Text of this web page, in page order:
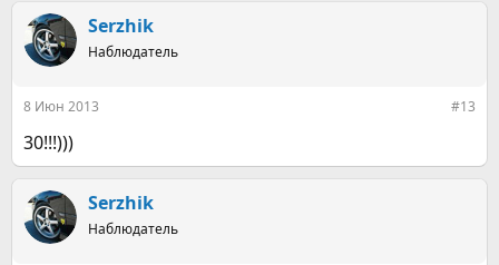
к
ц
и
Serzhik
Наблюдатель
8 Июн 2013 #13
30!!!)))
Serzhik
Наблюдатель